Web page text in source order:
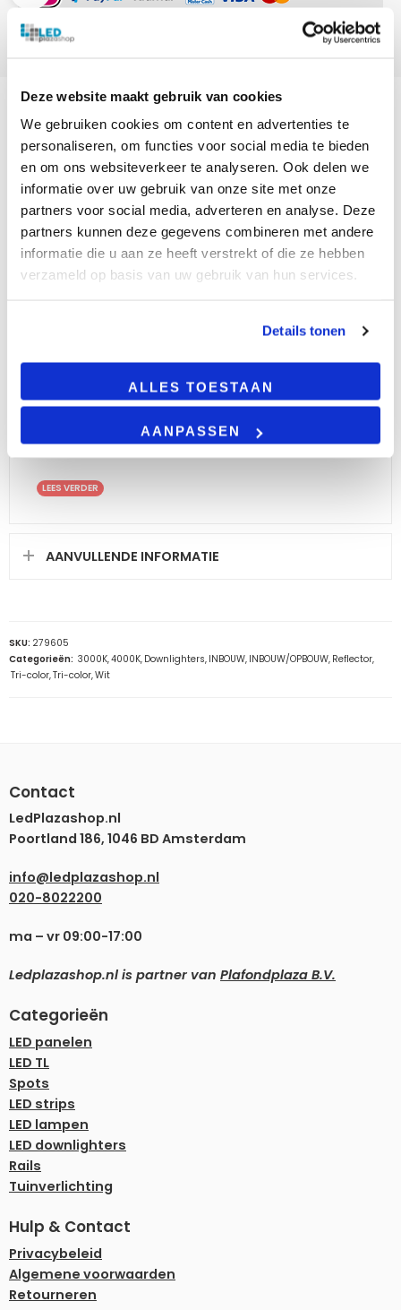
Deze website maakt gebruik van cookies
We gebruiken cookies om content en advertenties te
personaliseren, om functies voor social media te bieden
en om ons websiteverkeer te analyseren. Ook delen we
informatie over uw gebruik van onze site met onze
partners voor social media, adverteren en analyse. Deze
partners kunnen deze gegevens combineren met andere
informatie die u aan ze heeft verstrekt of die ze hebben
verzameld op basis van uw gebruik van hun services.
Details tonen
ALLES TOESTAAN
AANPASSEN
BESCHRIJVING
Product omschrijving
Ontdek deze kwalitatieve LED downlight. Deze is
vervaardigd uit aluminium en de white switch stelt
je in staat om de lichtkleur naar wens aan te
Hierdoor is deze downlighter zeer geschikt in alle
ruimtes. Dit model is uitgerust met een
eurostekker en flikkervrije driver waardoor er je
geen lichthinder ondervindt op kantoor, in
klaslokalen, horecagelegenheden, of openbare
ruimtes.
LEES VERDER
AANVULLENDE INFORMATIE
SKU: 279605
Categorieën: 3000K,4000K, Downlighters, INBOUW, INBOUW/OPBOUW, Reflector,
Tri-color,Tri-color,Wit
Contact
LedPlazashop.nl
Poortland 186, 1046 BD Amsterdam
info@ledplazashop.nl
020-8022200
ma – vr 09:00-17:00
Ledplazashop.nl is partner van Plafondplaza B.V.
Categorieën
LED panelen
LED TL
Spots
LED strips
LED lampen
LED downlighters
Rails
Tuinverlichting
Hulp & Contact
Privacybeleid
Algemene voorwaarden
Retourneren